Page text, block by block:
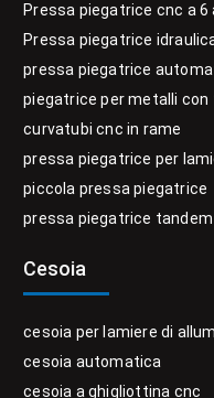
Pressa piegatrice cnc a 6
Pressa piegatrice
pressa piegatrice
piegatrice per metalli con
curvatubi cnc in rame
pressa piegatrice per
piccola pressa piegatrice
pressa piegatrice tandem
Cesoia
cesoia per lamiere di
cesoia automatica
cesoia a ghigliottina cnc